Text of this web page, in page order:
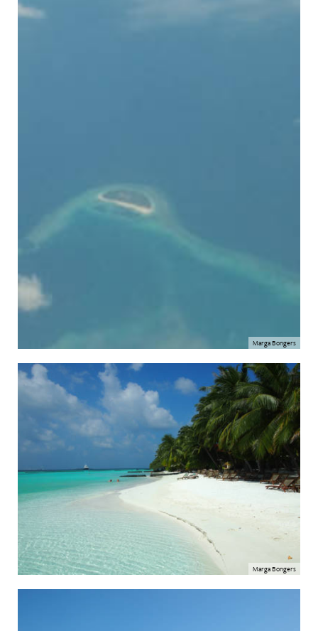
Marga Bongers
Marga Bongers